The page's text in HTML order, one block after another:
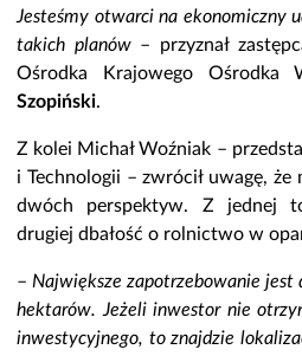
Jesteśmy otwarci na ekonomiczny
takich planów– przyznał
Ośrodka Krajowego Ośrodka
Szopiński.
Z kolei Michał Woźniak –
i Technologii – zwrócił uwagę, że
dwóch perspektyw. Z jednej
drugiej dbałość o rolnictwo w
– Największe zapotrzebowanie
hektarów. Jeżeli inwestor nie
inwestycyjnego, to znajdzie